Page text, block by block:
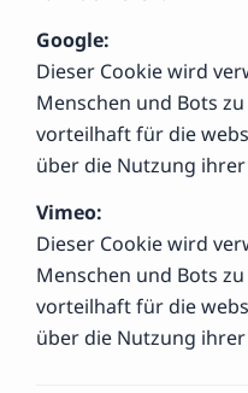
Google:
Dieser Cookie wird
Menschen und Bots
vorteilhaft für die
über die Nutzung
Vimeo:
Dieser Cookie wird
Menschen und Bots
vorteilhaft für die
über die Nutzung